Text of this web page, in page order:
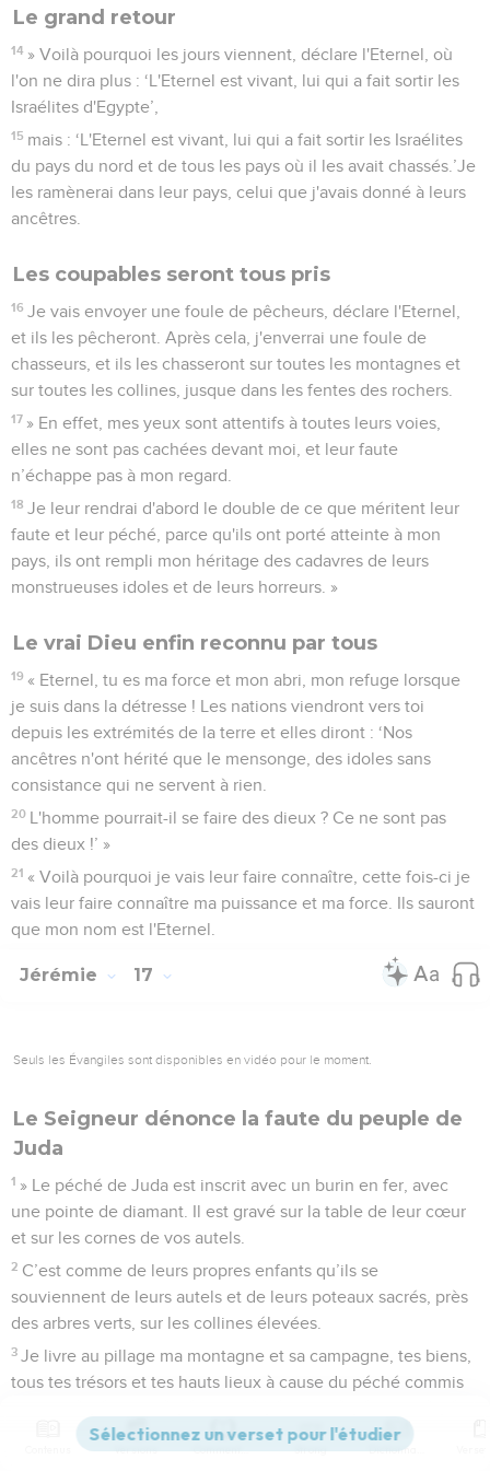
Le grand retour
14 » Voilà pourquoi les jours viennent, déclare l'Eternel, où
l'on ne dira plus : ‘L'Eternel est vivant, lui qui a fait sortir les
Israélites d'Egypte’,
15 mais : ‘L'Eternel est vivant, lui qui a fait sortir les Israélites
du pays du nord et de tous les pays où il les avait chassés.’Je
les ramènerai dans leur pays, celui que j'avais donné à leurs
ancêtres.
Les coupables seront tous pris
16 Je vais envoyer une foule de pêcheurs, déclare l'Eternel,
et ils les pêcheront. Après cela, j'enverrai une foule de
chasseurs, et ils les chasseront sur toutes les montagnes et
sur toutes les collines, jusque dans les fentes des rochers.
17 » En effet, mes yeux sont attentifs à toutes leurs voies,
elles ne sont pas cachées devant moi, et leur faute
n’échappe pas à mon regard.
18 Je leur rendrai d'abord le double de ce que méritent leur
faute et leur péché, parce qu'ils ont porté atteinte à mon
pays, ils ont rempli mon héritage des cadavres de leurs
monstrueuses idoles et de leurs horreurs. »
Le vrai Dieu enfin reconnu par tous
19 « Eternel, tu es ma force et mon abri, mon refuge lorsque
je suis dans la détresse ! Les nations viendront vers toi
depuis les extrémités de la terre et elles diront : ‘Nos
ancêtres n'ont hérité que le mensonge, des idoles sans
consistance qui ne servent à rien.
20 L'homme pourrait-il se faire des dieux ? Ce ne sont pas
des dieux !’ »
21 « Voilà pourquoi je vais leur faire connaître, cette fois-ci je
vais leur faire connaître ma puissance et ma force. Ils sauront
que mon nom est l'Eternel.
Jérémie 17
Seuls les Évangiles sont disponibles en vidéo pour le moment.
Le Seigneur dénonce la faute du peuple de
Juda
1 » Le péché de Juda est inscrit avec un burin en fer, avec
une pointe de diamant. Il est gravé sur la table de leur cœur
et sur les cornes de vos autels.
2 C’est comme de leurs propres enfants qu’ils se
souviennent de leurs autels et de leurs poteaux sacrés, près
des arbres verts, sur les collines élevées.
3 Je livre au pillage ma montagne et sa campagne, tes biens,
tous tes trésors et tes hauts lieux à cause du péché commis
Par ta faute, tu devras renoncer à l'héritage que je t'avais
Versions Commentaires Strong